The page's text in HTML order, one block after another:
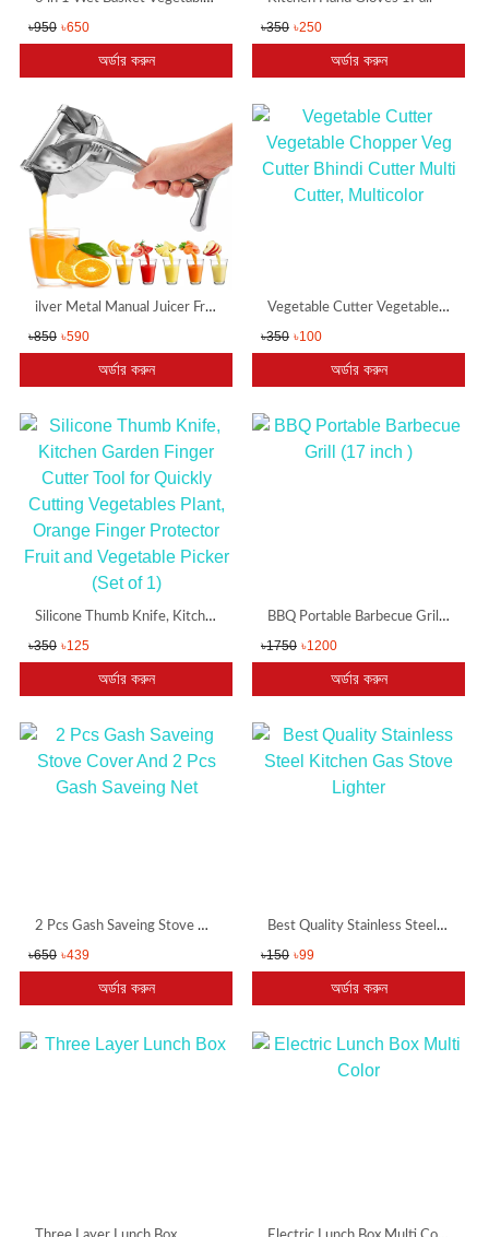
৳950 ৳650
অর্ডার করুন
৳350 ৳250
অর্ডার করুন
ilver Metal Manual Juicer Fruit Squeezer Juice Squeezer Lemon Orange Juicer Press Household Multifunctional Juicer
৳850 ৳590
অর্ডার করুন
Vegetable Cutter Vegetable Chopper Veg Cutter Bhindi Cutter Multi Cutter, Multicolor
৳350 ৳100
অর্ডার করুন
Silicone Thumb Knife, Kitchen Garden Finger Cutter Tool for Quickly Cutting Vegetables Plant, Orange Finger Protector Fruit and Vegetable Picker (Set of 1)
৳350 ৳125
অর্ডার করুন
BBQ Portable Barbecue Grill (17 inch )
৳1750 ৳1200
অর্ডার করুন
2 Pcs Gash Saveing Stove Cover And 2 Pcs Gash Saveing Net
৳650 ৳439
অর্ডার করুন
Best Quality Stainless Steel Kitchen Gas Stove Lighter
৳150 ৳99
অর্ডার করুন